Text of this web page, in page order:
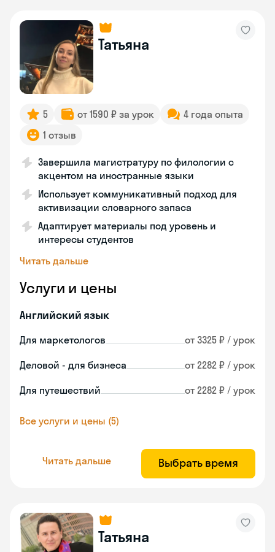
Татьяна
5 от 1590 ₽ за урок
4 года опыта
1 отзыв
Завершила магистратуру по филологии с
акцентом на иностранные языки
Использует коммуникативный подход для
активизации словарного запаса
Адаптирует материалы под уровень и
интересы студентов
Читать дальше
Услуги и цены
Английский язык
Для маркетологов от 3325 ₽ / урок
Деловой - для бизнеса от 2282 ₽ / урок
Для путешествий от 2282 ₽ / урок
Все услуги и цены (5)
Читать дальше Выбрать время
Татьяна